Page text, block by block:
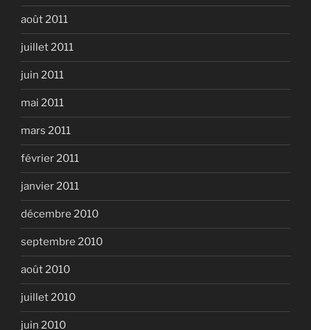
août 2011
juillet 2011
juin 2011
mai 2011
mars 2011
février 2011
janvier 2011
décembre 2010
septembre 2010
août 2010
juillet 2010
juin 2010